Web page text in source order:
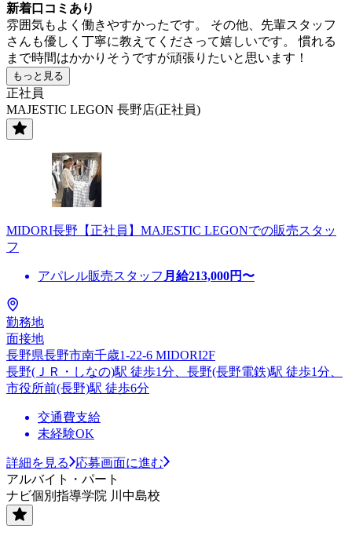
新着口コミあり
雰囲気もよく働きやすかったです。 その他、先輩スタッフ
さんも優しく丁寧に教えてくださって嬉しいです。 慣れる
まで時間はかかりそうですが頑張りたいと思います！
もっと見る
正社員
MAJESTIC LEGON 長野店(正社員)
MIDORI長野【正社員】MAJESTIC LEGONでの販売スタッ
フ
アパレル販売スタッフ 月給213,000円〜
勤務地
面接地
長野県長野市南千歳1-22-6 MIDORI2F
長野(ＪＲ・しなの)駅 徒歩1分、長野(長野電鉄)駅 徒歩1分、
市役所前(長野)駅 徒歩6分
交通費支給
未経験OK
詳細を見る
応募画面に進む
アルバイト・パート
ナビ個別指導学院 川中島校